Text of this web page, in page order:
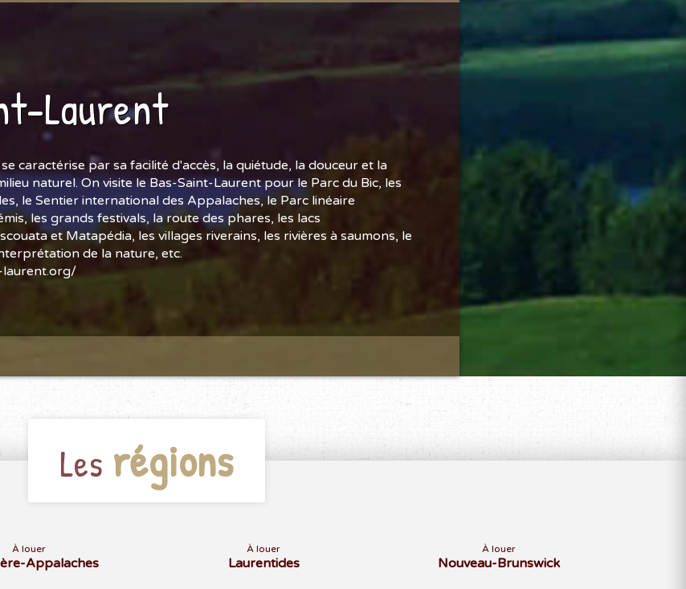
Laurent
caractérise par sa facilité d'accès, la quiétude, la douceur et la
naturel. On visite le Bas-Saint-Laurent pour le Parc du Bic, les
le Sentier international des Appalaches, le Parc linéaire
les grands festivals, la route des phares, les lacs
et Matapédia, les villages riverains, les rivières à saumons, le
de la nature, etc.
Les régions
À louer
Appalaches
À louer
Laurentides
À louer
Nouveau-Brunswick